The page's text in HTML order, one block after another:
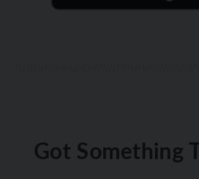
Got Something